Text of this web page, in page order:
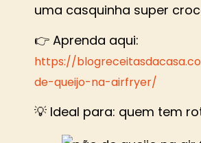
uma casquinha super
👉 Aprenda aqui:
https://
de-queijo-na-airfryer/
💡 Ideal para: quem tem